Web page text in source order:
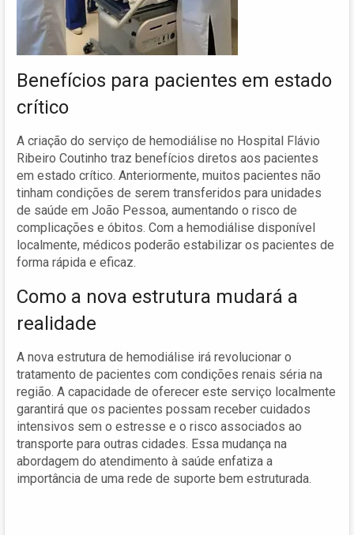
Benefícios para pacientes em estado
crítico
A criação do serviço de hemodiálise no Hospital Flávio
Ribeiro Coutinho traz benefícios diretos aos pacientes
em estado crítico. Anteriormente, muitos pacientes não
tinham condições de serem transferidos para unidades
de saúde em João Pessoa, aumentando o risco de
complicações e óbitos. Com a hemodiálise disponível
localmente, médicos poderão estabilizar os pacientes de
forma rápida e eficaz.
Como a nova estrutura mudará a
realidade
A nova estrutura de hemodiálise irá revolucionar o
tratamento de pacientes com condições renais séria na
região. A capacidade de oferecer este serviço localmente
garantirá que os pacientes possam receber cuidados
intensivos sem o estresse e o risco associados ao
transporte para outras cidades. Essa mudança na
abordagem do atendimento à saúde enfatiza a
importância de uma rede de suporte bem estruturada.